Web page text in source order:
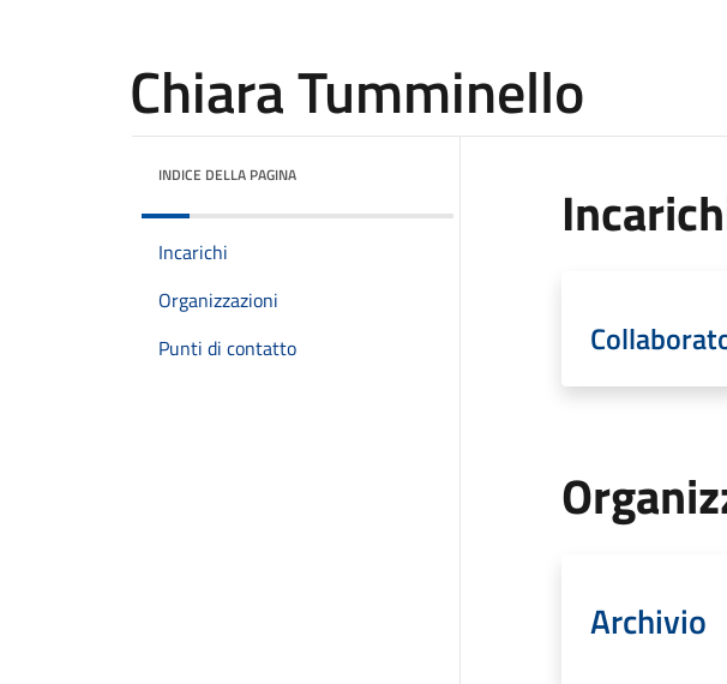
Chiara Tumminello
INDICE DELLA PAGINA
Incarichi
Organizzazioni
Punti di contatto
Archivio